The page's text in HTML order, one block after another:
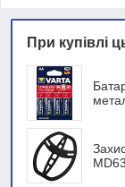
При купівлі